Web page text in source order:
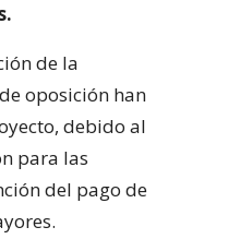
de la
oposición han
debido al
para las
del pago de